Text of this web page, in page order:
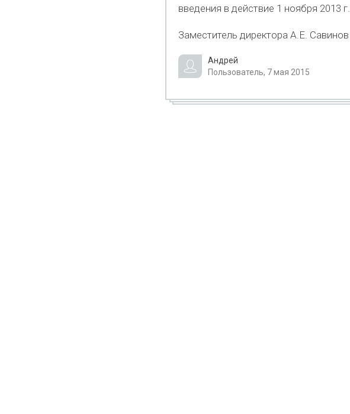
введения в действие 1 ноября 2013 г.
Заместитель директора А.Е. Савинов
Андрей
Пользователь, 7 мая 2015